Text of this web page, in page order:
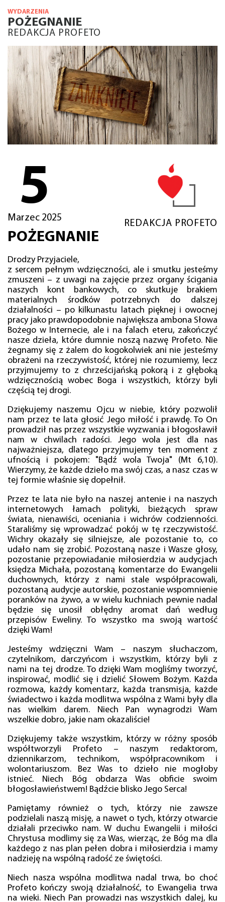
WYDARZENIA
POŻEGNANIE
REDAKCJA PROFETO
5
Marzec 2025
REDAKCJA PROFETO
POŻEGNANIE
Drodzy Przyjaciele,
z sercem pełnym wdzięczności, ale i smutku jesteśmy
zmuszeni – z uwagi na zajęcie przez organy ścigania
naszych kont bankowych, co skutkuje brakiem
materialnych środków potrzebnych do dalszej
działalności – po kilkunastu latach pięknej i owocnej
pracy jako prawdopodobnie największa ambona Słowa
Bożego w Internecie, ale i na falach eteru, zakończyć
nasze dzieła, które dumnie noszą nazwę Profeto. Nie
żegnamy się z żalem do kogokolwiek ani nie jesteśmy
obrażeni na rzeczywistość, której nie rozumiemy, lecz
przyjmujemy to z chrześcijańską pokorą i z głęboką
wdzięcznością wobec Boga i wszystkich, którzy byli
częścią tej drogi.
Dziękujemy naszemu Ojcu w niebie, który pozwolił
nam przez te lata głosić Jego miłość i prawdę. To On
prowadził nas przez wszystkie wyzwania i błogosławił
nam w chwilach radości. Jego wola jest dla nas
najważniejsza, dlatego przyjmujemy ten moment z
ufnością i pokojem: "Bądź wola Twoja" (Mt 6,10).
Wierzymy, że każde dzieło ma swój czas, a nasz czas w
tej formie właśnie się dopełnił.
Przez te lata nie było na naszej antenie i na naszych
internetowych łamach polityki, bieżących spraw
świata, nienawiści, oceniania i wichrów codzienności.
Staraliśmy się wprowadzać pokój w tę rzeczywistość.
Wichry okazały się silniejsze, ale pozostanie to, co
udało nam się zrobić. Pozostaną nasze i Wasze głosy,
pozostanie przepowiadanie miłosierdzia w audycjach
księdza Michała, pozostaną komentarze do Ewangelii
duchownych, którzy z nami stale współpracowali,
pozostaną audycje autorskie, pozostanie wspomnienie
poranków na żywo, a w wielu kuchniach pewnie nadal
będzie się unosił obłędny aromat dań według
przepisów Eweliny. To wszystko ma swoją wartość
dzięki Wam!
Jesteśmy wdzięczni Wam – naszym słuchaczom,
czytelnikom, darczyńcom i wszystkim, którzy byli z
nami na tej drodze. To dzięki Wam mogliśmy tworzyć,
inspirować, modlić się i dzielić Słowem Bożym. Każda
rozmowa, każdy komentarz, każda transmisja, każde
świadectwo i każda modlitwa wspólna z Wami były dla
nas wielkim darem. Niech Pan wynagrodzi Wam
wszelkie dobro, jakie nam okazaliście!
Dziękujemy także wszystkim, którzy w różny sposób
współtworzyli Profeto – naszym redaktorom,
dziennikarzom, technikom, współpracownikom i
wolontariuszom. Bez Was to dzieło nie mogłoby
istnieć. Niech Bóg obdarza Was obficie swoim
błogosławieństwem! Bądźcie blisko Jego Serca!
Pamiętamy również o tych, którzy nie zawsze
podzielali naszą misję, a nawet o tych, którzy otwarcie
działali przeciwko nam. W duchu Ewangelii i miłości
Chrystusa modlimy się za Was, wierząc, że Bóg ma dla
każdego z nas plan pełen dobra i miłosierdzia i mamy
nadzieję na wspólną radość ze świętości.
Niech nasza wspólna modlitwa nadal trwa, bo choć
Profeto kończy swoją działalność, to Ewangelia trwa
na wieki. Niech Pan prowadzi nas wszystkich dalej, ku